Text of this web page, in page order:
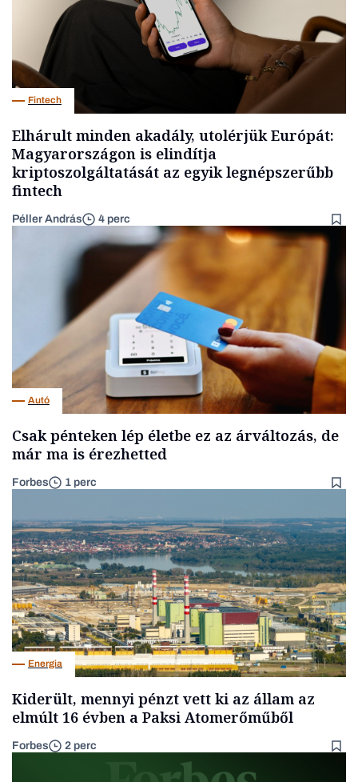
Fintech
Elhárult minden akadály, utolérjük Európát:
Magyarországon is elindítja
kriptoszolgáltatását az egyik legnépszerűbb
fintech
Péller András 4 perc
Autó
Csak pénteken lép életbe ez az árváltozás, de
már ma is érezhetted
Forbes 1 perc
Energia
Kiderült, mennyi pénzt vett ki az állam az
elmúlt 16 évben a Paksi Atomerőműből
Forbes 2 perc